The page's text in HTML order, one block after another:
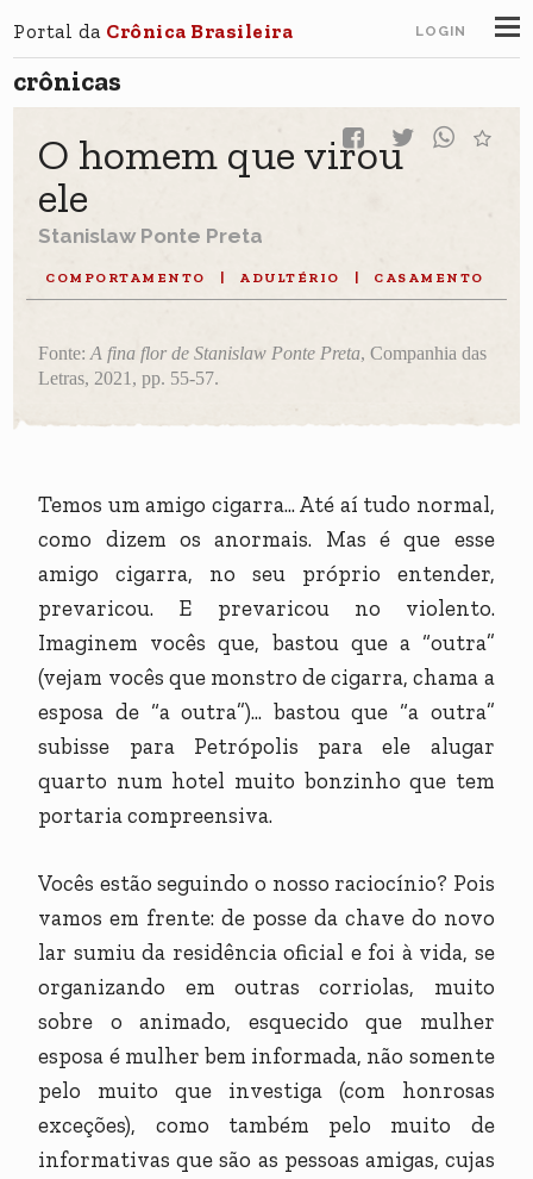
Portal da Crônica Brasileira LOGIN
crônicas
O homem que virou
ele
Stanislaw Ponte Preta
COMPORTAMENTO ADULTÉRIO CASAMENTO
Fonte:A fina flor de Stanislaw Ponte Preta, Companhia das
Letras, 2021, pp. 55-57.
Temos um amigo cigarra... Até aí tudo normal,
como dizem os anormais. Mas é que esse
amigo cigarra, no seu próprio entender,
prevaricou. E prevaricou no violento.
Imaginem vocês que, bastou que a “outra”
(vejam vocês que monstro de cigarra, chama a
esposa de “a outra”)... bastou que “a outra”
subisse para Petrópolis para ele alugar
quarto num hotel muito bonzinho que tem
portaria compreensiva.
Vocês estão seguindo o nosso raciocínio? Pois
vamos em frente: de posse da chave do novo
lar sumiu da residência oficial e foi à vida, se
organizando em outras corriolas, muito
sobre o animado, esquecido que mulher
esposa é mulher bem informada, não somente
pelo muito que investiga (com honrosas
exceções), como também pelo muito de
informativas que são as pessoas amigas, cujas